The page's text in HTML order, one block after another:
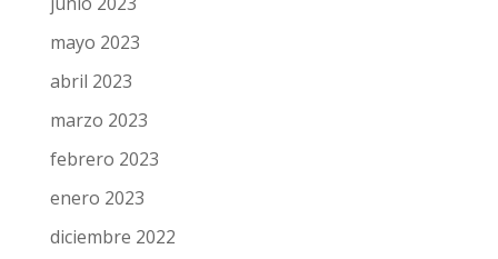
mayo 2023
abril 2023
marzo 2023
febrero 2023
enero 2023
diciembre 2022